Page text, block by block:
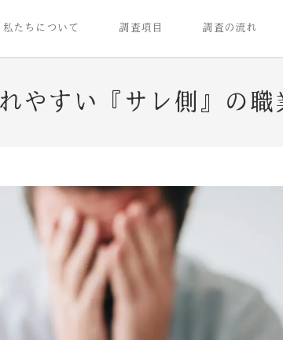
私たちについて 調査項目 調査の流れ
やすい『サレ側』の